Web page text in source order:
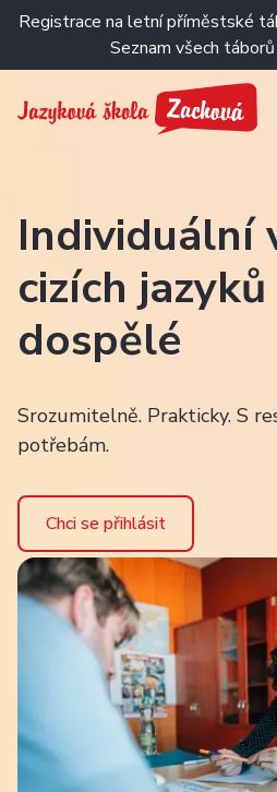
Registrace na letní příměstské
Seznam všech
Individuální
cizích
dospělé
Srozumitelně. Prakticky. S
potřebám.
Chci se přihlásit